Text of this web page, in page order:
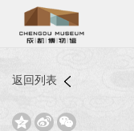
返回列表
  